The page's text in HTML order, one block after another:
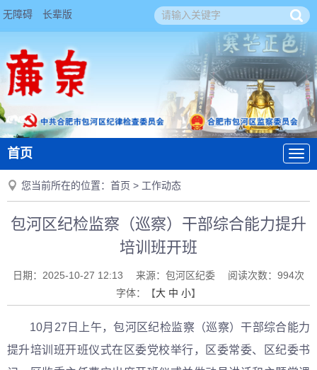
无障碍 长辈版
首页
您当前所在的位置： 首页 > 工作动态
包河区纪检监察（巡察）干部综合能力提升
培训班开班
日期： 2025-10-27 12:13 来源： 包河区纪委 阅读次数： 994次
字体：【大 中 小】
10月27日上午，包河区纪检监察（巡察）干部综合能力
提升培训班开班仪式在区委党校举行，区委常委、区纪委书